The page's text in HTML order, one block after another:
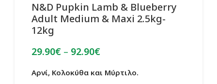
N&D Pupkin Lamb & Blueberry
Adult Medium & Maxi 2.5kg-
12kg
29.90€ – 92.90€Price
29.90€
Αρνί, Κολοκύθα και Μύρτιλο.